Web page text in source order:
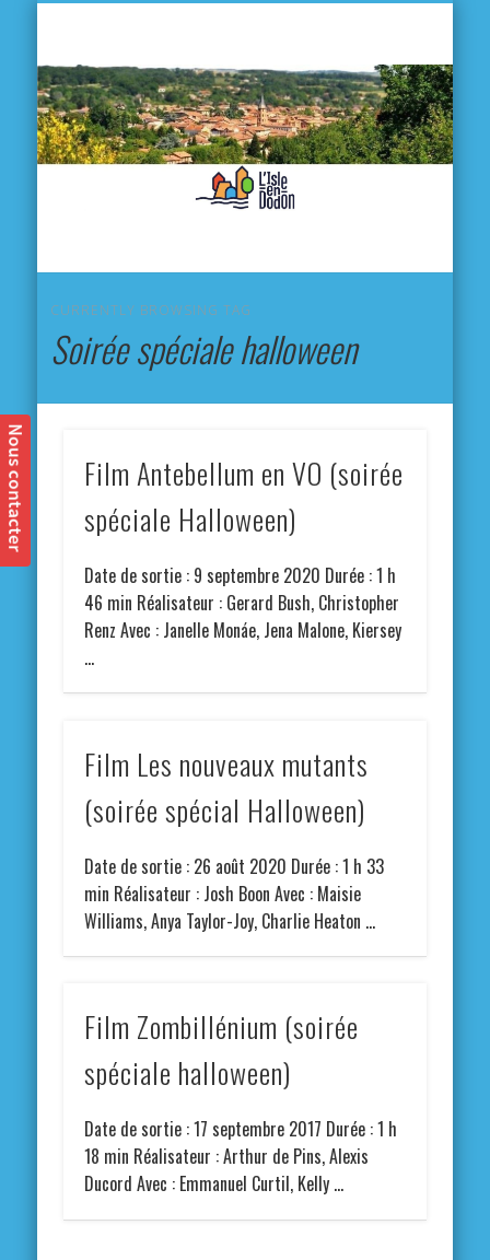
CURRENTLY BROWSING TAG
Soirée spéciale halloween
Film Antebellum en VO (soirée
spéciale Halloween)
Date de sortie : 9 septembre 2020 Durée : 1 h
46 min Réalisateur : Gerard Bush, Christopher
Renz Avec : Janelle Monáe, Jena Malone, Kiersey
…
Film Les nouveaux mutants
(soirée spécial Halloween)
Date de sortie : 26 août 2020 Durée : 1 h 33
min Réalisateur : Josh Boon Avec : Maisie
Williams, Anya Taylor-Joy, Charlie Heaton …
Film Zombillénium (soirée
spéciale halloween)
Date de sortie : 17 septembre 2017 Durée : 1 h
18 min Réalisateur : Arthur de Pins, Alexis
Ducord Avec : Emmanuel Curtil, Kelly …